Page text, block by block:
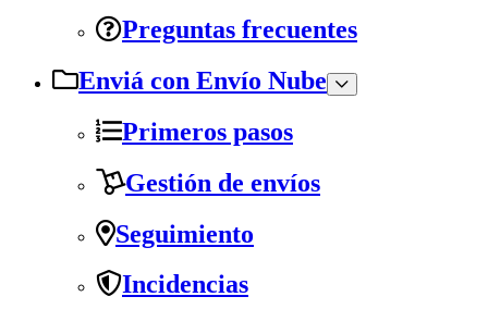
Preguntas frecuentes
Enviá con Envío Nube
Primeros pasos
Gestión de envíos
Seguimiento
Incidencias